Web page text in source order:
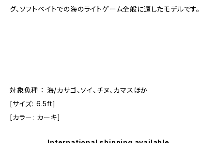
グ、ソフトベイトでの海のライトゲーム全般に適したモデルです。
対象魚種 ： 海/カサゴ、ソイ、チヌ、カマスほか
[サイズ: 6.5ft]
[カラー: カーキ]